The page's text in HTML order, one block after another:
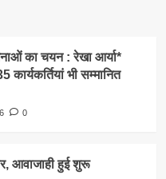
का चयन : रेखा आर्या*
भी सम्मानित
0
आवाजाही हुई शुरू